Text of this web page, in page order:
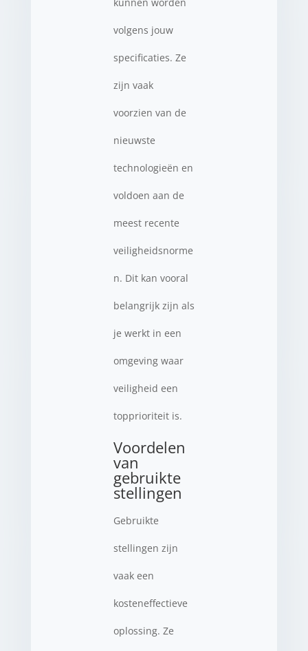
volgens jouw
specificaties. Ze
zijn vaak
voorzien van de
nieuwste
technologieën en
voldoen aan de
meest recente
veiligheidsnorme
n. Dit kan vooral
belangrijk zijn als
je werkt in een
omgeving waar
veiligheid een
topprioriteit is.
Voordelen
van
gebruikte
stellingen
Gebruikte
stellingen zijn
vaak een
kosteneffectieve
oplossing. Ze